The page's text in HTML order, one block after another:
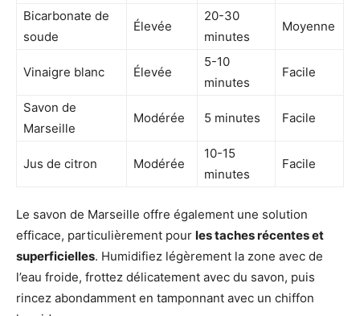
Bicarbonate de
soude
Élevée
20-30
minutes
Moyenne
Vinaigre blanc Élevée
5-10
minutes
Facile
Savon de
Marseille
Modérée 5 minutes Facile
Jus de citron Modérée
10-15
minutes
Facile
Le savon de Marseille offre également une solution
efficace, particulièrement pour les taches récentes et
superficielles. Humidifiez légèrement la zone avec de
l’eau froide, frottez délicatement avec du savon, puis
rincez abondamment en tamponnant avec un chiffon